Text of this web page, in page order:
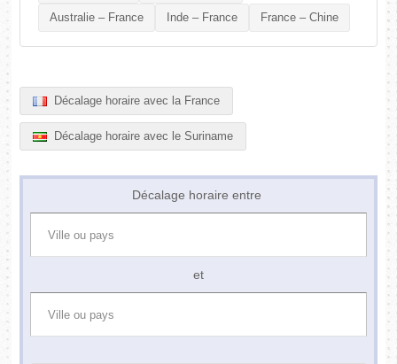
Australie – France Inde – France France – Chine
Décalage horaire avec la France
Décalage horaire avec le Suriname
Décalage horaire entre
et